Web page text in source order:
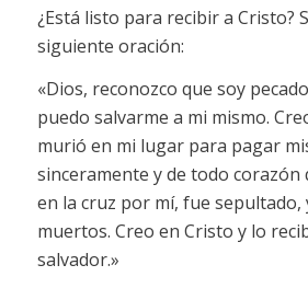
¿Está listo para recibir a Cristo?
siguiente oración:
«Dios, reconozco que soy
puedo salvarme a mi mismo.
murió en mi lugar para pagar
sinceramente y de todo corazón
en la cruz por mí, fue sepultado,
muertos. Creo en Cristo y lo
salvador.»